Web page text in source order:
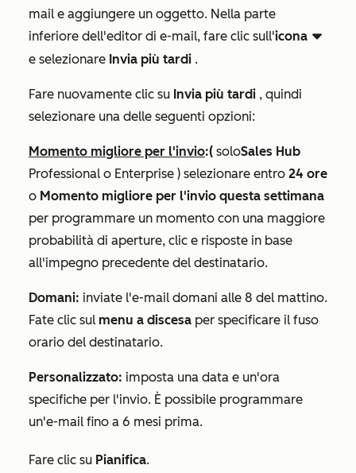
mail e aggiungere un oggetto. Nella parte
inferiore dell'editor di e-mail, fare clic sull'icona downCarat dowdodo
e selezionare Invia più tardi .
Fare nuovamente clic su Invia più tardi , quindi
selezionare una delle seguenti opzioni:
Momento migliore per l'invio:( soloSales Hub
Professional o Enterprise ) selezionare entro 24 ore
o Momento migliore per l'invio questa settimana
per programmare un momento con una maggiore
probabilità di aperture, clic e risposte in base
all'impegno precedente del destinatario.
Domani: inviate l'e-mail domani alle 8 del mattino.
Fate clic sul menu a discesa per specificare il fuso
orario del destinatario.
Personalizzato: imposta una data e un'ora
specifiche per l'invio. È possibile programmare
un'e-mail fino a 6 mesi prima.
Fare clic su Pianifica.